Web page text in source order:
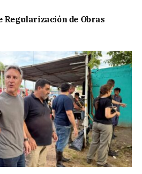
Regularización de Obras